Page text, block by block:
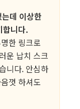
데 이상한
합니다.
한 링크로
운 납치 스크
니다. 안심하
껏 하셔도